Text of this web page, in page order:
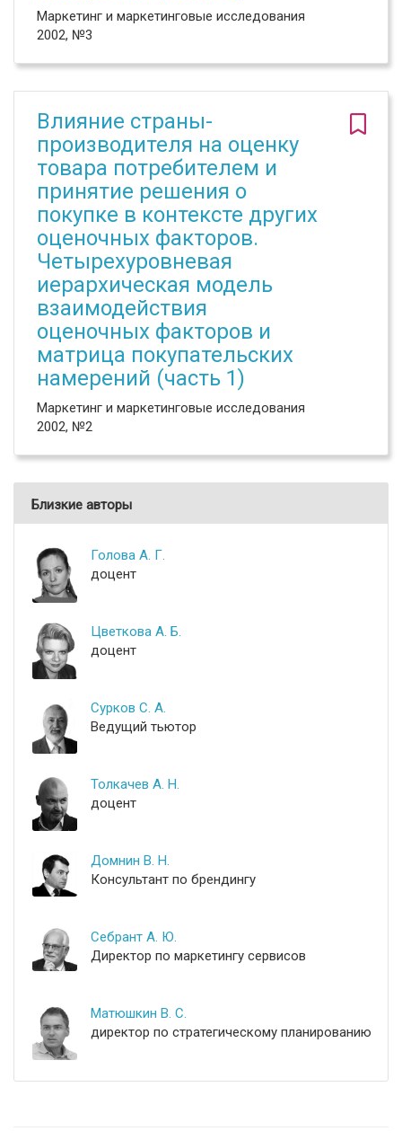
Маркетинг и маркетинговые исследования
2002, №3
Влияние страны-
производителя на оценку
товара потребителем и
принятие решения о
покупке в контексте других
оценочных факторов.
Четырехуровневая
иерархическая модель
взаимодействия
оценочных факторов и
матрица покупательских
намерений (часть 1)
Маркетинг и маркетинговые исследования
2002, №2
Близкие авторы
Голова А. Г.
доцент
Цветкова А. Б.
доцент
Сурков С. А.
Ведущий тьютор
Толкачев А. Н.
доцент
Домнин В. Н.
Консультант по брендингу
Себрант А. Ю.
Директор по маркетингу сервисов
Матюшкин В. С.
директор по стратегическому планированию